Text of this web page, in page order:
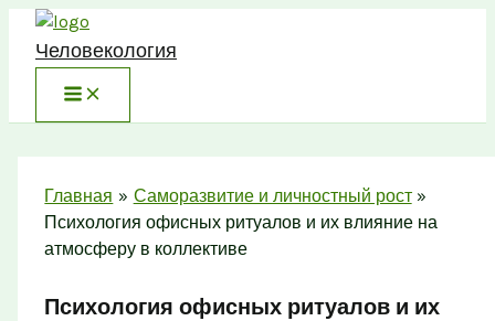
Перейти
содержимому
Человекология
Главная
Саморазвитие и личностный рост
Психология офисных ритуалов и их влияние на
атмосферу в коллективе
Психология офисных ритуалов и их